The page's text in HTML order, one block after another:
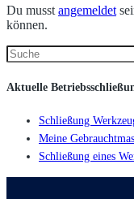
Du musstangemeldet
können.
Aktuelle
Schließung
Meine
Schließung eines